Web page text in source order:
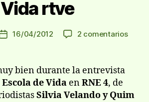
Vida rtve
Fecha
entrada
16/04/2012 2 comentariosen
rtve
bien durante la entrevista
Escola de Vida enRNE 4, de
Silvia Velando y Quim